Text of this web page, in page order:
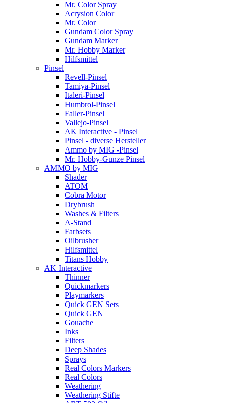
Mr. Color Spray
Acrysion Color
Mr. Color
Gundam Color Spray
Gundam Marker
Mr. Hobby Marker
Hilfsmittel
Pinsel
Revell-Pinsel
Tamiya-Pinsel
Italeri-Pinsel
Humbrol-Pinsel
Faller-Pinsel
Vallejo-Pinsel
AK Interactive - Pinsel
Pinsel - diverse Hersteller
Ammo by MIG -Pinsel
Mr. Hobby-Gunze Pinsel
AMMO by MIG
Shader
ATOM
Cobra Motor
Drybrush
Washes & Filters
A-Stand
Farbsets
Oilbrusher
Hilfsmittel
Titans Hobby
AK Interactive
Thinner
Quickmarkers
Playmarkers
Quick GEN Sets
Quick GEN
Gouache
Inks
Filters
Deep Shades
Sprays
Real Colors Markers
Real Colors
Weathering
Weathering Stifte